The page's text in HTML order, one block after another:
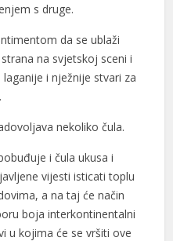
s druge.
da se ublaži
na svjetskoj sceni i
i nježnije stvari za
nekoliko čula.
i čula ukusa i
vijesti isticati toplu
a na taj će način
boja interkontinentalni
u kojima će se vršiti ove